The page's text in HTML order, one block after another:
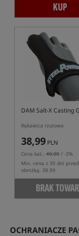
KUP
DAM Salt-X Casting
Rękawica rzutowa
38,99 PLN
Cena kat.: 40,00 / -3%
Min. cena z 30 dni przed
obniżką: 38.99
BRAK
OCHRANIACZE